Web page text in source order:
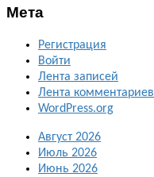
Мета
Регистрация
Войти
Лента записей
Лента комментариев
WordPress.org
Август 2026
Июль 2026
Июнь 2026